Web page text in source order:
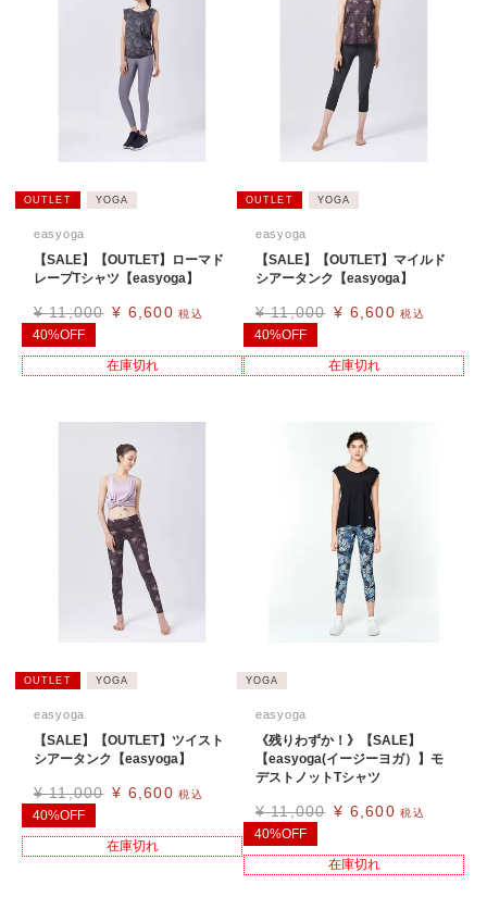
OUTLET YOGA
easyoga
【SALE】【OUTLET】ローマド
レープTシャツ【easyoga】
¥ 11,000 ¥ 6,600 税込
40%OFF
在庫切れ
OUTLET YOGA
easyoga
【SALE】【OUTLET】マイルド
シアータンク【easyoga】
¥ 11,000 ¥ 6,600 税込
40%OFF
在庫切れ
OUTLET YOGA
easyoga
【SALE】【OUTLET】ツイスト
シアータンク【easyoga】
¥ 11,000 ¥ 6,600 税込
40%OFF
在庫切れ
YOGA
easyoga
《残りわずか！》【SALE】
【easyoga(イージーヨガ）】モ
デストノットTシャツ
¥ 11,000 ¥ 6,600 税込
40%OFF
在庫切れ